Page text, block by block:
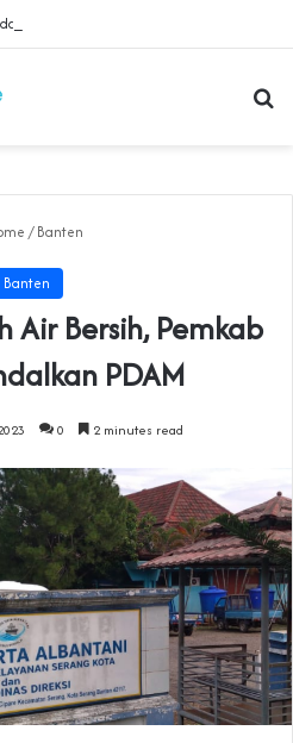
/ Banten
Banten
Air Bersih, Pemkab
PDAM
0 2 minutes read